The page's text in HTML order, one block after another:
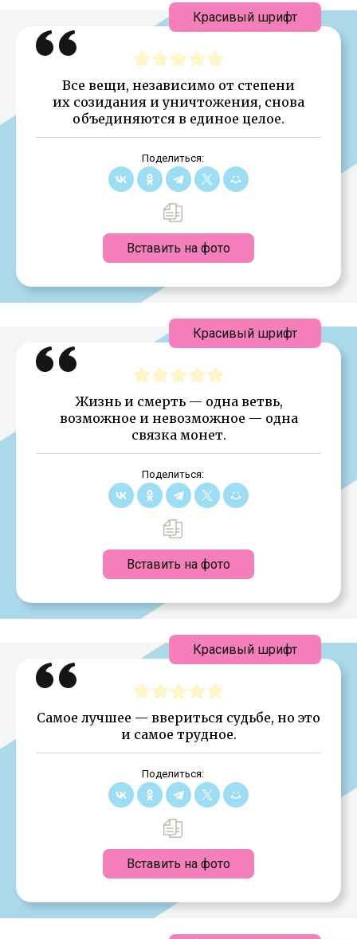
Все вещи, независимо от степени
их созидания и уничтожения, сно­ва
объединяются в единое целое.
Поделиться:
Вставить на фото
Красивый шрифт
Жизнь и смерть — одна ветвь,
возможное и невозможное — одна
связка монет.
Поделиться:
Вставить на фото
Красивый шрифт
Самое лучшее — ввериться судьбе, но это
и самое трудное.
Поделиться:
Вставить на фото
Красивый шрифт